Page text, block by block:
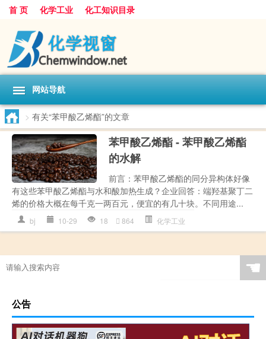
首 页 化学工业 化工知识目录
网站导航
> 有关“苯甲酸乙烯酯”的文章
苯甲酸乙烯酯 - 苯甲酸乙烯酯
的水解
前言：苯甲酸乙烯酯的同分异构体好像
有这些苯甲酸乙烯酯与水和酸加热生成？企业回答：端羟基聚丁二
烯的价格大概在每千克一两百元，便宜的有几十块。不同用途...
bj 10-29 18 864 化学工业
☚
公告